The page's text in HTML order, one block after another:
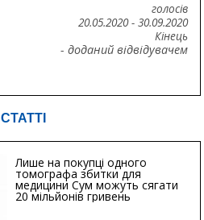
голосів
20.05.2020- 30.09.2020
Кінець
- доданий відвідувачем
СТАТТІ
Лише на покупці одного
томографа збитки для
медицини Сум можуть сягати
20 мільйонів гривень